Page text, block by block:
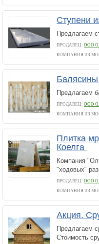
Ступени
Предлагаем
ПРОДАВЕЦ: ООО
КОМПАНИЯ ИЗ
Предлагаем
ПРОДАВЕЦ: ООО
КОМПАНИЯ ИЗ
Плитка
Коелга
Компания
"ходовых"
ПРОДАВЕЦ: ООО
КОМПАНИЯ ИЗ
Акция.
Предлагаем
Стоимость